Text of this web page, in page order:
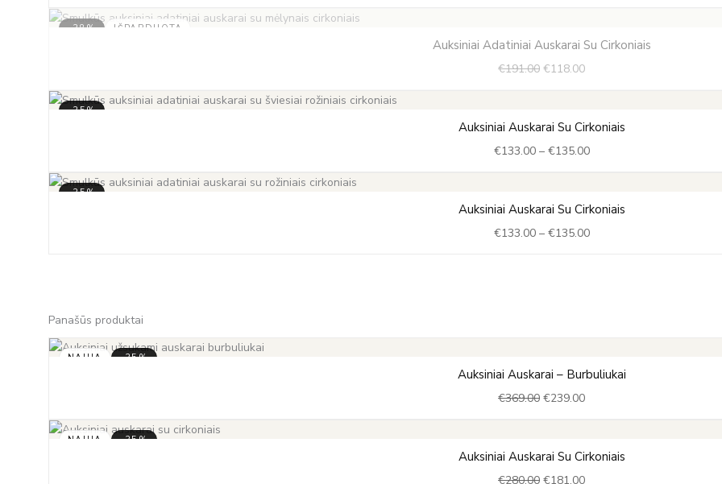
-38% IŠPARDUOTA
Auksiniai Adatiniai Auskarai Su Cirkoniais
€191.00
price
was:
€118.00
price
is:
-35%
Auksiniai Auskarai Su Cirkoniais
€133.00 – €135.00
range:
€133.00
-35%
Auksiniai Auskarai Su Cirkoniais
€133.00 – €135.00
range:
€133.00
Panašūs produktai
NAUJA -35%
Auksiniai Auskarai – Burbuliukai
€369.00
price
was:
€239.00
price
is:
NAUJA -35%
Auksiniai Auskarai Su Cirkoniais
€280.00
price
€181.00
price